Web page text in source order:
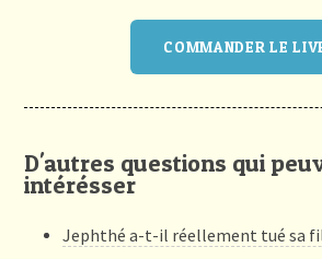
COMMANDER LE
D'autres questions qui
intérésser
Jephthé a-t-il réellement tué sa